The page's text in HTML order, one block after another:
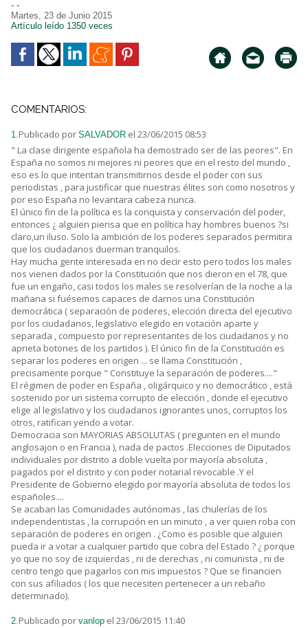
- -
Martes, 23 de Junio 2015
Artículo leído 1350 veces
COMENTARIOS:
1.Publicado por SALVADOR el 23/06/2015 08:53
" La clase dirigente española ha demostrado ser de las peores". En
España no somos ni mejores ni peores que en el resto del mundo ,
eso es lo que intentan transmitirnos desde el poder con sus
periodistas , para justificar que nuestras élites son como nosotros y
por eso España no levantara cabeza nunca.
El único fin de la política es la conquista y conservación del poder,
entonces ¿ alguien piensa que en política hay hombres buenos ?si
claro,un iluso. Solo la ambición de los poderes separados permitira
que los ciudadanos duerman tranquilos.
Hay mucha gente interesada en no decir esto pero todos los males
nos vienen dados por la Constitución que nos dieron en el 78, que
fue un engaño, casi todos los males se resolverían de la noche a la
mañana si fuésemos capaces de darnos una Constitución
democrática ( separación de poderes, elección directa del ejecutivo
por los ciudadanos, legislativo elegido en votación aparte y
separada , compuesto por representantes de los ciudadanos y no
aprieta botones de los partidos ). El único fin de la Constitución es
separar los poderes en origen ... se llama Constitución ,
precisamente porque " Constituye la separación de poderes...."
El régimen de poder en España , oligárquico y no democrático , está
sostenido por un sistema corrupto de elección , donde el ejecutivo
elige al legislativo y los ciudadanos ignorantes unos, corruptos los
otros, ratifican yendo a votar.
Democracia son MAYORIAS ABSOLUTAS ( pregunten en el mundo
anglosajon o en Francia ), nada de pactos .Elecciones de Diputados
individuales por distrito a doble vuelta por mayoría absoluta ,
pagados por el distrito y con poder notarial revocable .Y el
Presidente de Gobierno elegido por mayoría absoluta de todos los
españoles....
Se acaban las Comunidades autónomas , las chulerías de los
independentistas , la corrupción en un minuto , a ver quien roba con
separación de poderes en origen . ¿Como es posible que alguien
pueda ir a votar a cualquier partido que cobra del Estado ? ¿ porque
yo que no soy de izquierdas , ni de derechas , ni comunista , ni de
centro tengo que pagarlos con mis impuestos ? Que se financien
con sus afiliados ( los que necesiten pertenecer a un rebaño
determinado).
2.Publicado por vanlop el 23/06/2015 11:40